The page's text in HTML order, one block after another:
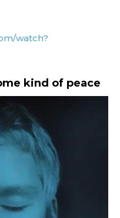
watch?
kind of peace